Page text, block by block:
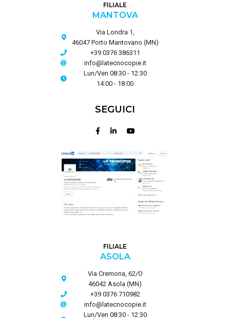
FILIALE
MANTOVA
Via Londra 1,
46047 Porto Mantovano (MN)
+39 0376 386311
info@latecnocopie.it
Lun/Ven 08:30 - 12:30
14:00 - 18:00
SEGUICI
FILIALE
ASOLA
Via Cremona, 62/O
46042 Asola (MN)
+39 0376 710982
info@latecnocopie.it
Lun/Ven 08:30 - 12:30